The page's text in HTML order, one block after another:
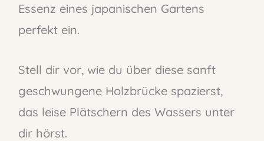
Essenz eines japanischen Gartens
perfekt ein.
Stell dir vor, wie du über diese sanft
geschwungene Holzbrücke spazierst,
das leise Plätschern des Wassers unter
dir hörst.